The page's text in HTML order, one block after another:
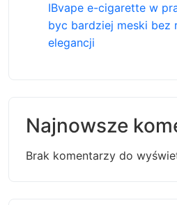
IBvape e-cigarette w
byc bardziej meski bez
elegancji
Najnowsze
Brak komentarzy do